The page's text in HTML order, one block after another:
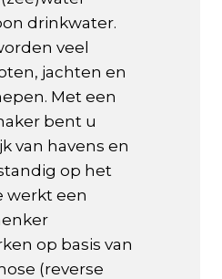
drinkwater.
veel
jachten en
Met een
bent u
van havens en
op het
werkt een
op basis van
(reverse